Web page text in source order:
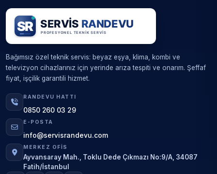
Bağımsız özel teknik servis: beyaz eşya, klima, kombi ve
televizyon cihazlarınız için yerinde arıza tespiti ve onarım. Şeffaf
fiyat, işçilik garantili hizmet.
RANDEVU HATTI
0850 260 03 29
E-POSTA
info@servisrandevu.com
MERKEZ OFIS
Ayvansaray Mah., Toklu Dede Çıkmazı No:9/A, 34087
Fatih/İstanbul